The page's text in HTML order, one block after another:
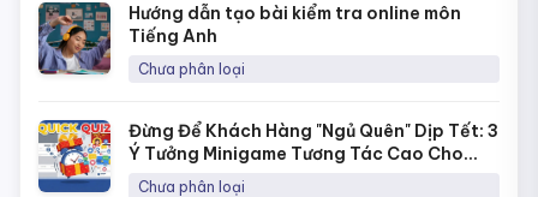
Hướng dẫn tạo bài kiểm tra online môn
Tiếng Anh
Chưa phân loại
Đừng Để Khách Hàng "Ngủ Quên" Dịp Tết: 3
Ý Tưởng Minigame Tương Tác Cao Cho
Fanpage Với Quick Quiz
Chưa phân loại